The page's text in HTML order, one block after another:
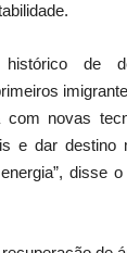
de
novas
e dar destino
disse